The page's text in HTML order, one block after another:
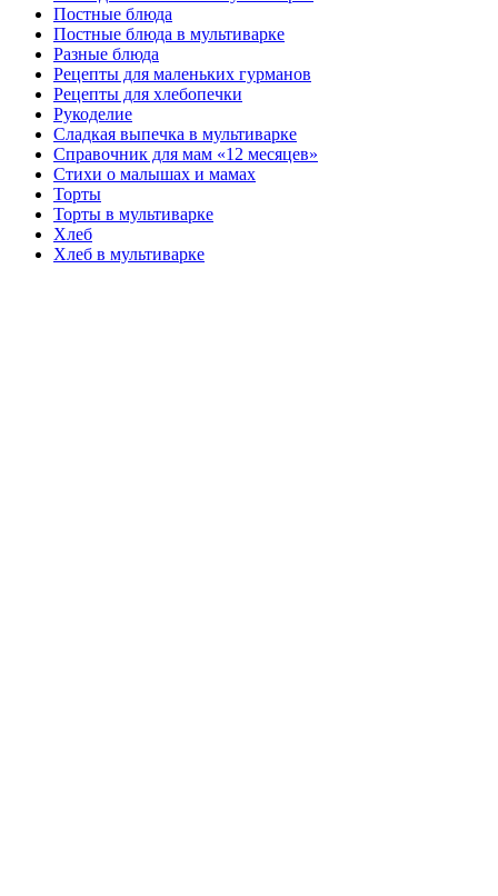
Постные блюда
Постные блюда в мультиварке
Разные блюда
Рецепты для маленьких гурманов
Рецепты для хлебопечки
Рукоделие
Сладкая выпечка в мультиварке
Справочник для мам «12 месяцев»
Стихи о малышах и мамах
Торты
Торты в мультиварке
Хлеб
Хлеб в мультиварке